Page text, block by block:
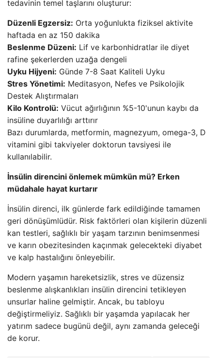
tedavinin temel taşlarını oluşturur:
Düzenli Egzersiz: Orta yoğunlukta fiziksel aktivite
haftada en az 150 dakika
Beslenme Düzeni: Lif ve karbonhidratlar ile diyet
rafine şekerlerden uzağa dengeli
Uyku Hijyeni: Günde 7-8 Saat Kaliteli Uyku
Stres Yönetimi: Meditasyon, Nefes ve Psikolojik
Destek Alıştırmaları
Kilo Kontrolü: Vücut ağırlığının %5-10'unun kaybı da
insüline duyarlılığı arttırır
Bazı durumlarda, metformin, magnezyum, omega-3, D
vitamini gibi takviyeler doktorun tavsiyesi ile
kullanılabilir.
İnsülin direncini önlemek mümkün mü? Erken
müdahale hayat kurtarır
İnsülin direnci, ilk günlerde fark edildiğinde tamamen
geri dönüşümlüdür. Risk faktörleri olan kişilerin düzenli
kan testleri, sağlıklı bir yaşam tarzının benimsenmesi
ve karın obezitesinden kaçınmak gelecekteki diyabet
ve kalp hastalığını önleyebilir.
Modern yaşamın hareketsizlik, stres ve düzensiz
beslenme alışkanlıkları insülin direncini tetikleyen
unsurlar haline gelmiştir. Ancak, bu tabloyu
değiştirmeliyiz. Sağlıklı bir yaşamda yapılacak her
yatırım sadece bugünü değil, aynı zamanda geleceği
de korur.